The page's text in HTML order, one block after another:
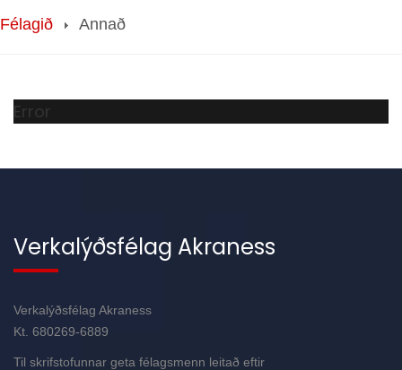
Félagið Annað
Error
Verkalýðsfélag Akraness
Verkalýðsfélag Akraness
Kt. 680269-6889
Til skrifstofunnar geta félagsmenn leitað eftir